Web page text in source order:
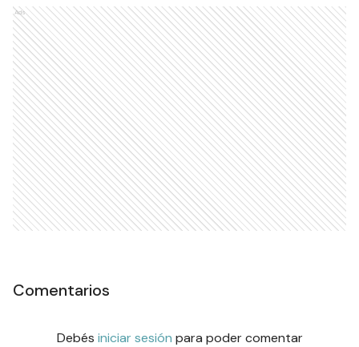
Ads
Comentarios
Debés iniciar sesión para poder comentar